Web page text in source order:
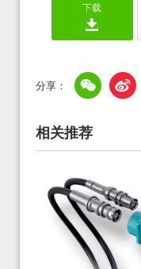
下载
相关推荐